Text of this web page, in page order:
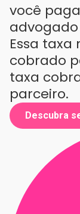
você
Essa
cobrado
taxa
parceiro.
Descubra